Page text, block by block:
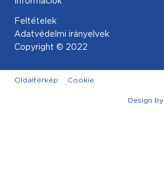
Feltételek
Adatvédelmi irányelvek
Copyright © 2022
Oldaltérkép Cookie
Design by